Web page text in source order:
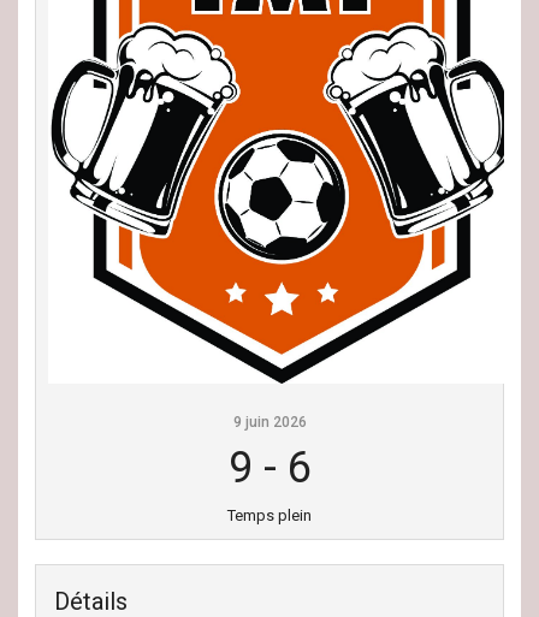
9 juin 2026
9 - 6
Temps plein
Détails